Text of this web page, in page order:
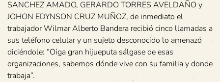
SANCHEZ AMADO, GERARDO TORRES AVELDAÑO y
JOHON EDYNSON CRUZ MUÑOZ, de inmediato el
trabajador Wilmar Alberto Bandera recibió cinco llamadas a
sus teléfono celular y un sujeto desconocido lo amenazó
diciéndole: “Oiga gran hijueputa sálgase de esas
organizaciones, sabemos dónde vive con su familia y donde
trabaja”.